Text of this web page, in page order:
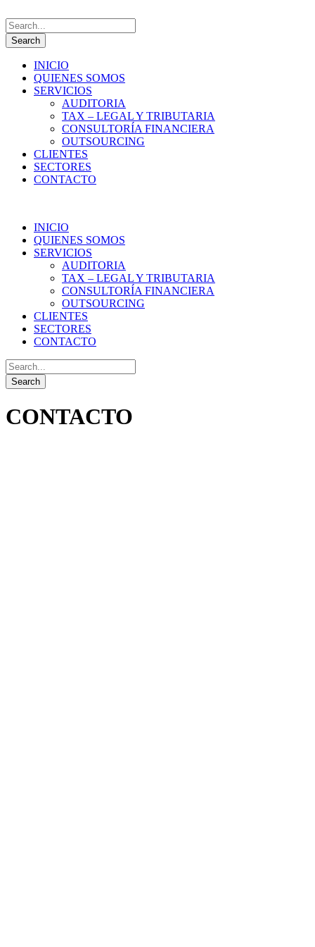
INICIO
QUIENES SOMOS
SERVICIOS
AUDITORIA
TAX – LEGAL Y TRIBUTARIA
CONSULTORÍA FINANCIERA
OUTSOURCING
CLIENTES
SECTORES
CONTACTO
INICIO
QUIENES SOMOS
SERVICIOS
AUDITORIA
TAX – LEGAL Y TRIBUTARIA
CONSULTORÍA FINANCIERA
OUTSOURCING
CLIENTES
SECTORES
CONTACTO
CONTACTO